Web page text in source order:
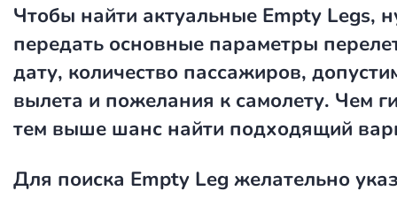
Чтобы найти актуальные Empty Legs,
передать основные параметры
дату, количество пассажиров,
вылета и пожелания к самолету. Чем
тем выше шанс найти подходящий
Для поиска Empty Leg желательно